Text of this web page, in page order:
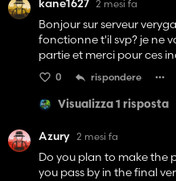
kane1627 2 mesi fa
Bonjour sur serveur
fonctionne t'il svp? je ne
partie et merci pour ces
0 rispondere
Visualizza 1 risposta
Azury 2 mesi fa
Do you plan to make the
you pass by in the final